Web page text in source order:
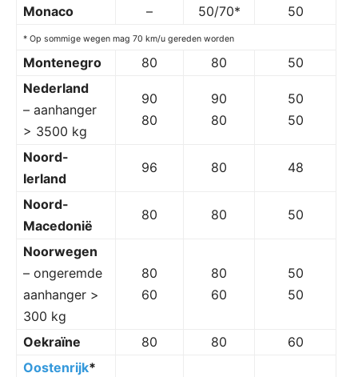
Monaco
– 50/70* 50
* Op sommige wegen mag 70 km/u gereden worden
Montenegro 80 80
50
Nederland
– aanhanger
> 3500 kg
90
80
90
80
50
50
Noord-
Ierland
96 80 48
Noord-
Macedonië
80 80 50
Noorwegen
– ongeremde
aanhanger >
300 kg
80
60
80
60
50
50
Oekraïne 80 80
60
Oostenrijk*